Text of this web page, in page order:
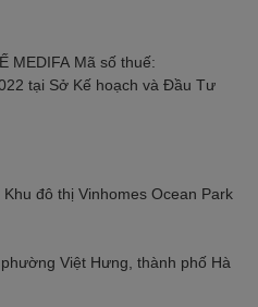
ㅤㅤㅤㅤㅤㅤㅤ Mã số thuế:
tại Sở Kế hoạch và Đầu Tư
đô thị Vinhomes Ocean Park
Việt Hưng, thành phố Hà